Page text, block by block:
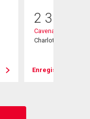
2 350
Cavenaccessible
Charlottetown, PE
Enregistrer